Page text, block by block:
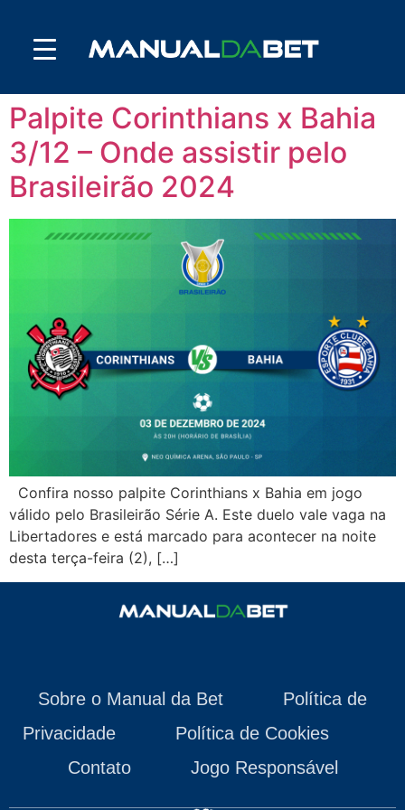
Palpite Corinthians x Bahia
3/12 – Onde assistir pelo
Brasileirão 2024
Confira nosso palpite Corinthians x Bahia em jogo
válido pelo Brasileirão Série A. Este duelo vale vaga na
Libertadores e está marcado para acontecer na noite
desta terça-feira (2), […]
Sobre o Manual da Bet
Política de
Privacidade
Política de Cookies
Contato
Jogo Responsável